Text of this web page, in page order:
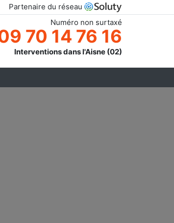
Partenaire du réseau
Numéro non surtaxé
70 14 76 16
Interventions dans l'Aisne (02)